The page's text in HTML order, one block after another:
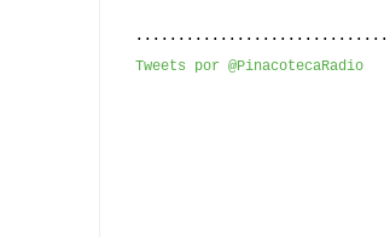
..............................
Tweets por @PinacotecaRadio